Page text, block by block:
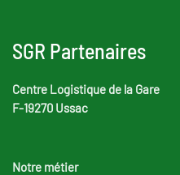
SGR Partenaires
Centre Logistique de la Gare
F-19270 Ussac
Notre métier